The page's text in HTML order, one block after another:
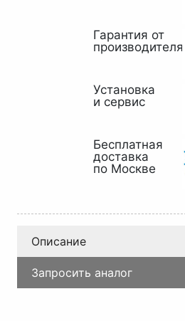
Гарантия от
производителя
Установка
и сервис
Бесплатная
доставка
по Москве
Описание
Запросить аналог